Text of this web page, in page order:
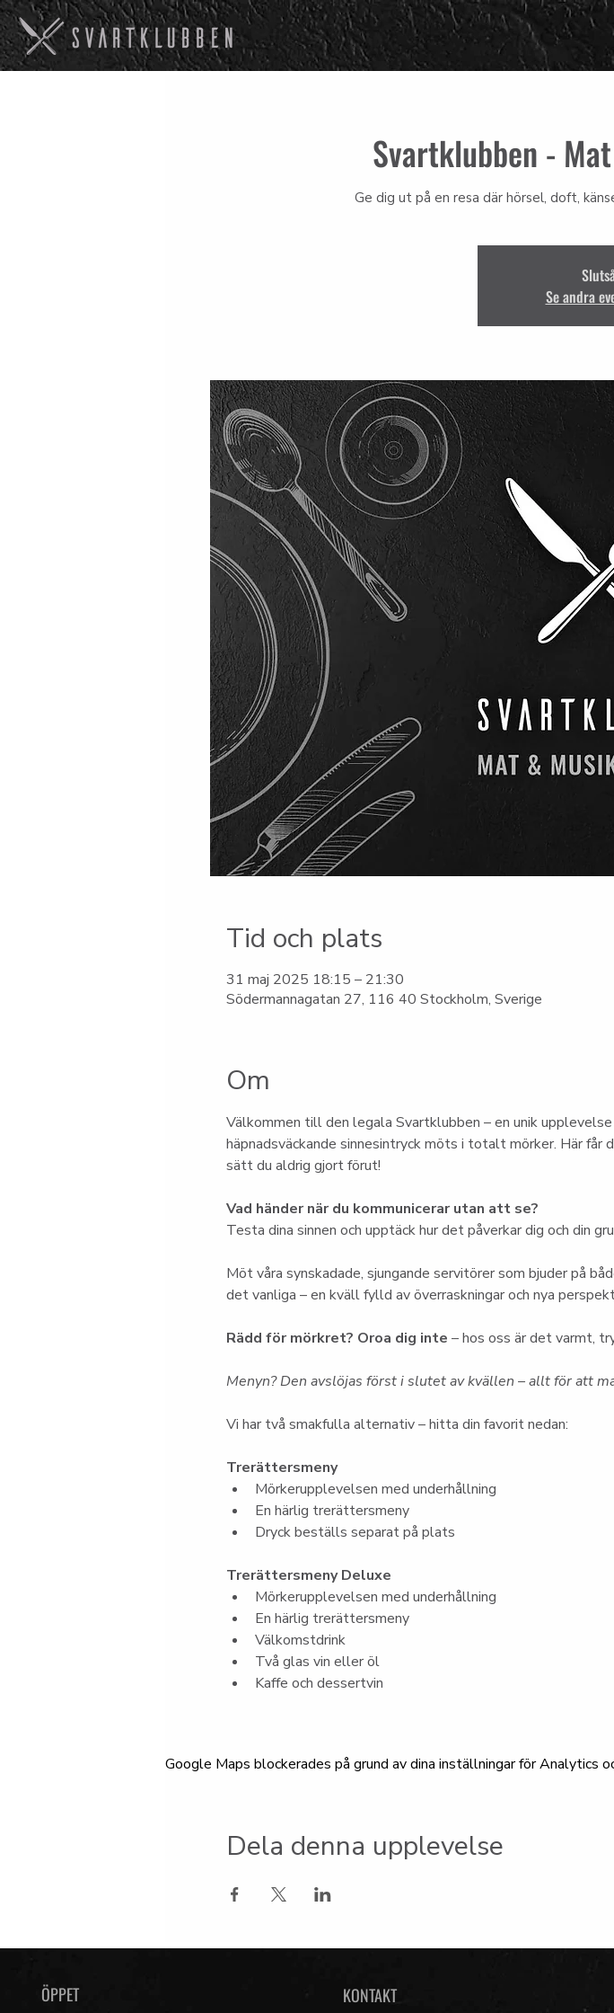
Svartklubben -
Ge dig ut på en resa där hörsel, doft,
Se andra
Tid och plats
31 maj 2025 18:15 – 21:30
Södermannagatan 27, 116 40 Stockholm, Sverige
Om
Välkommen till den legala Svartklubben – en unik
häpnadsväckande sinnesintryck möts i totalt mörker. Här
sätt du aldrig gjort förut!
Vad händer när du kommunicerar utan att se?
Testa dina sinnen och upptäck hur det påverkar dig och din
Möt våra synskadade, sjungande servitörer som bjuder på
det vanliga – en kväll fylld av överraskningar och nya
Rädd för mörkret? Oroa dig inte – hos oss är det varmt,
Menyn? Den avslöjas först i slutet av kvällen – allt för att
Vi har två smakfulla alternativ – hitta din favorit nedan:
Trerättersmeny
Mörkerupplevelsen med underhållning
En härlig trerättersmeny
Dryck beställs separat på plats
Trerättersmeny Deluxe
Mörkerupplevelsen med underhållning
En härlig trerättersmeny
Välkomstdrink
Två glas vin eller öl
Kaffe och dessertvin
Google Maps blockerades på grund av dina inställningar för Analytics
Dela denna upplevelse
ÖPPET KONTAKT